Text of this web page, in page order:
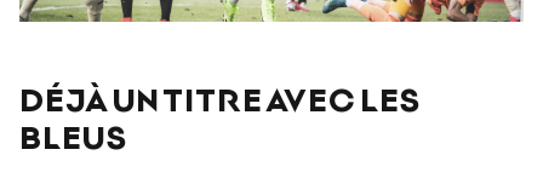
DÉJÀ UN TITRE AVEC LES
BLEUS